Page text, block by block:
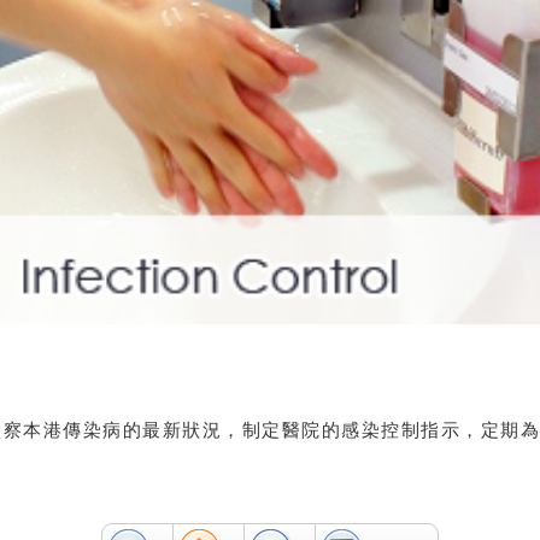
本港傳染病的最新狀況，制定醫院的感染控制指示，定期